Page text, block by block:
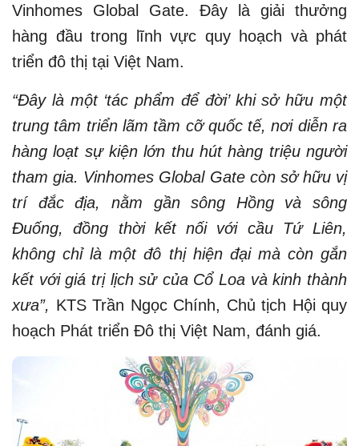
Vinhomes Global Gate. Đây là giải thưởng
hàng đầu trong lĩnh vực quy hoạch và phát
triển đô thị tại Việt Nam.
“Đây là một ‘tác phẩm để đời’ khi sở hữu một
trung tâm triển lãm tầm cỡ quốc tế, nơi diễn ra
hàng loạt sự kiện lớn thu hút hàng triệu người
tham gia. Vinhomes Global Gate còn sở hữu vị
trí đắc địa, nằm gần sông Hồng và sông
Đuống, đồng thời kết nối với cầu Tứ Liên,
không chỉ là một đô thị hiện đại mà còn gắn
kết với giá trị lịch sử của Cổ Loa và kinh thành
xưa”, KTS Trần Ngọc Chính, Chủ tịch Hội quy
hoạch Phát triển Đô thị Việt Nam, đánh giá.